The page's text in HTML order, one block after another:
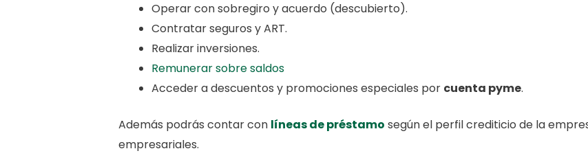
Operar con sobregiro y acuerdo (descubierto).
Contratar seguros y ART.
Realizar inversiones.
Remunerar sobre saldos
Acceder a descuentos y promociones especiales por cuenta pyme.
Además podrás contar con líneas de préstamo según el perfil crediticio de la
empresariales.